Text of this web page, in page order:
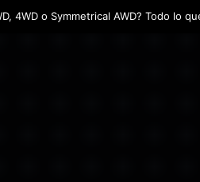
marcaron el inicio del